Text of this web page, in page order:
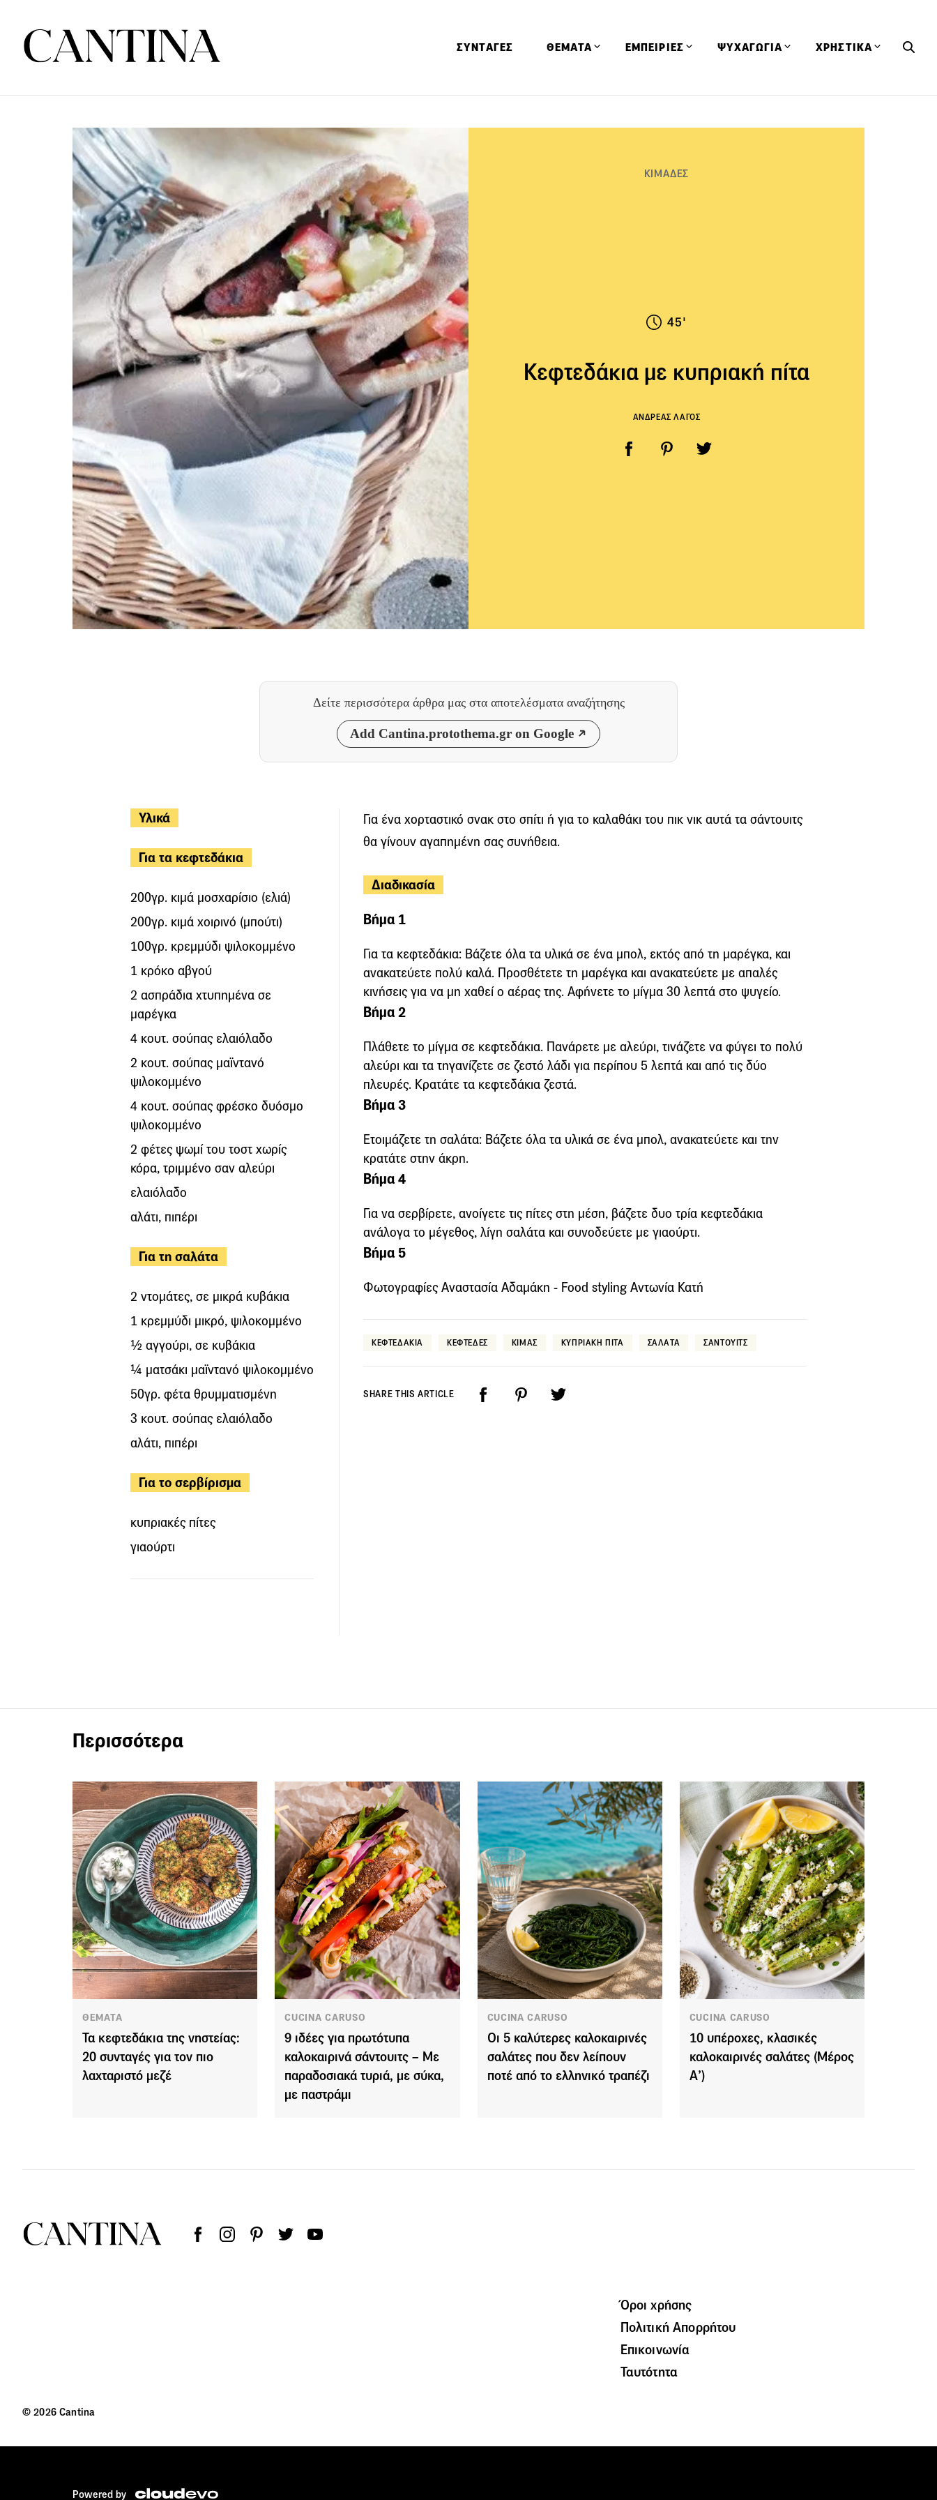
ΣΥΝΤΑΓΕΣ ΘΕΜΑΤΑ ΕΜΠΕΙΡΙΕΣ ΨΥΧΑΓΩΓΙΑ ΧΡΗΣΤΙΚΑ
ΚΙΜΑΔΕΣ
45'
Κεφτεδάκια με κυπριακή πίτα
ΑΝΔΡΕΑΣ ΛΑΓΟΣ
Δείτε περισσότερα άρθρα μας στα αποτελέσματα αναζήτησης
Add Cantina.protothema.gr on Google
Υλικά
Για τα κεφτεδάκια
200γρ. κιμά μοσχαρίσιο (ελιά)
200γρ. κιμά χοιρινό (μπούτι)
100γρ. κρεμμύδι ψιλοκομμένο
1 κρόκο αβγού
2 ασπράδια χτυπημένα σε
μαρέγκα
4 κουτ. σούπας ελαιόλαδο
2 κουτ. σούπας μαϊντανό
ψιλοκομμένο
4 κουτ. σούπας φρέσκο δυόσμο
ψιλοκομμένο
2 φέτες ψωμί του τοστ χωρίς
κόρα, τριμμένο σαν αλεύρι
ελαιόλαδο
αλάτι, πιπέρι
Για τη σαλάτα
2 ντομάτες, σε μικρά κυβάκια
1 κρεμμύδι μικρό, ψιλοκομμένο
½ αγγούρι, σε κυβάκια
¼ ματσάκι μαϊντανό ψιλοκομμένο
50γρ. φέτα θρυμματισμένη
3 κουτ. σούπας ελαιόλαδο
αλάτι, πιπέρι
Για το σερβίρισμα
κυπριακές πίτες
γιαούρτι
Για ένα χορταστικό σνακ στο σπίτι ή για το καλαθάκι του πικ νικ αυτά τα σάντουιτς
θα γίνουν αγαπημένη σας συνήθεια.
Διαδικασία
Βήμα 1
Για τα κεφτεδάκια: Βάζετε όλα τα υλικά σε ένα μπολ, εκτός από τη μαρέγκα, και
ανακατεύετε πολύ καλά. Προσθέτετε τη μαρέγκα και ανακατεύετε με απαλές
κινήσεις για να μη χαθεί ο αέρας της. Αφήνετε το μίγμα 30 λεπτά στο ψυγείο.
Βήμα 2
Πλάθετε το μίγμα σε κεφτεδάκια. Πανάρετε με αλεύρι, τινάζετε να φύγει το πολύ
αλεύρι και τα τηγανίζετε σε ζεστό λάδι για περίπου 5 λεπτά και από τις δύο
πλευρές. Κρατάτε τα κεφτεδάκια ζεστά.
Βήμα 3
Ετοιμάζετε τη σαλάτα: Βάζετε όλα τα υλικά σε ένα μπολ, ανακατεύετε και την
κρατάτε στην άκρη.
Βήμα 4
Για να σερβίρετε, ανοίγετε τις πίτες στη μέση, βάζετε δυο τρία κεφτεδάκια
ανάλογα το μέγεθος, λίγη σαλάτα και συνοδεύετε με γιαούρτι.
Βήμα 5
Φωτογραφίες Αναστασία Αδαμάκη - Food styling Aντωνία Κατή
ΚΕΦΤΕΔΑΚΙΑ ΚΕΦΤΕΔΕΣ ΚΙΜΑΣ ΚΥΠΡΙΑΚΗ ΠΙΤΑ ΣΑΛΑΤΑ ΣΑΝΤΟΥΙΤΣ
SHARE THIS ARTICLE
Περισσότερα
ΘΕΜΑΤΑ
Τα κεφτεδάκια της νηστείας:
20 συνταγές για τον πιο
λαχταριστό μεζέ
CUCINA CARUSO
9 ιδέες για πρωτότυπα
καλοκαιρινά σάντουιτς – Με
παραδοσιακά τυριά, με σύκα,
με παστράμι
CUCINA CARUSO
Οι 5 καλύτερες καλοκαιρινές
σαλάτες που δεν λείπουν
ποτέ από το ελληνικό τραπέζι
CUCINA CARUSO
10 υπέροχες, κλασικές
καλοκαιρινές σαλάτες (Μέρος
Α’)
Όροι χρήσης
Πολιτική Απορρήτου
Επικοινωνία
Ταυτότητα
© 2026 Cantina
Powered by